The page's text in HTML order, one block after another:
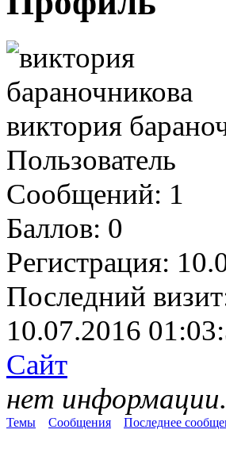
виктория
Пользователь
Сообщений: 1
Баллов: 0
Регистрация:
Последний
10.07.2016
Сайт
нет информации.
Темы Сообщения Последнее